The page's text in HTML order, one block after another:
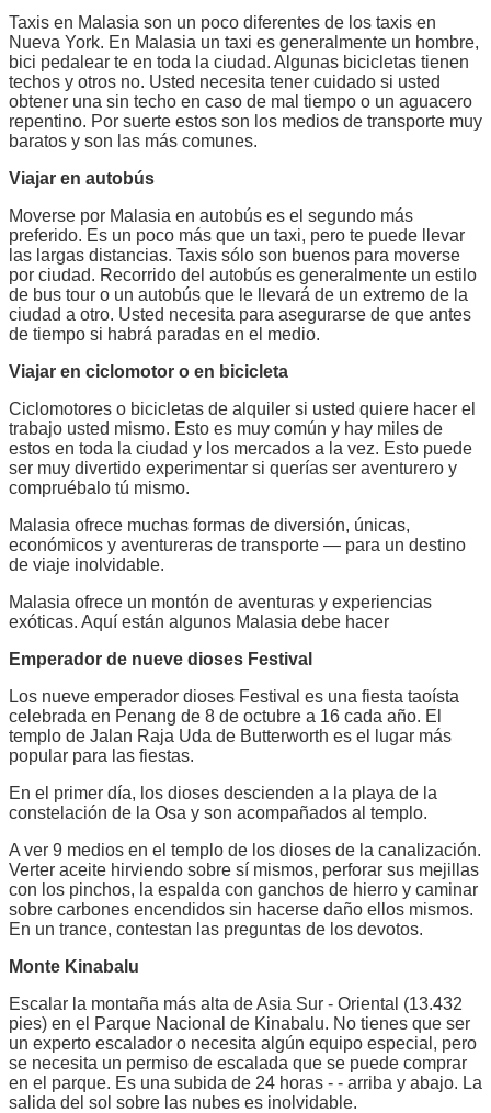
Taxis en Malasia son un poco diferentes de los taxis en
Nueva York. En Malasia un taxi es generalmente un hombre,
bici pedalear te en toda la ciudad. Algunas bicicletas tienen
techos y otros no. Usted necesita tener cuidado si usted
obtener una sin techo en caso de mal tiempo o un aguacero
repentino. Por suerte estos son los medios de transporte muy
baratos y son las más comunes.
Viajar en autobús
Moverse por Malasia en autobús es el segundo más
preferido. Es un poco más que un taxi, pero te puede llevar
las largas distancias. Taxis sólo son buenos para moverse
por ciudad. Recorrido del autobús es generalmente un estilo
de bus tour o un autobús que le llevará de un extremo de la
ciudad a otro. Usted necesita para asegurarse de que antes
de tiempo si habrá paradas en el medio.
Viajar en ciclomotor o en bicicleta
Ciclomotores o bicicletas de alquiler si usted quiere hacer el
trabajo usted mismo. Esto es muy común y hay miles de
estos en toda la ciudad y los mercados a la vez. Esto puede
ser muy divertido experimentar si querías ser aventurero y
compruébalo tú mismo.
Malasia ofrece muchas formas de diversión, únicas,
económicos y aventureras de transporte — para un destino
de viaje inolvidable.
Malasia ofrece un montón de aventuras y experiencias
exóticas. Aquí están algunos Malasia debe hacer
Emperador de nueve dioses Festival
Los nueve emperador dioses Festival es una fiesta taoísta
celebrada en Penang de 8 de octubre a 16 cada año. El
templo de Jalan Raja Uda de Butterworth es el lugar más
popular para las fiestas.
En el primer día, los dioses descienden a la playa de la
constelación de la Osa y son acompañados al templo.
A ver 9 medios en el templo de los dioses de la canalización.
Verter aceite hirviendo sobre sí mismos, perforar sus mejillas
con los pinchos, la espalda con ganchos de hierro y caminar
sobre carbones encendidos sin hacerse daño ellos mismos.
En un trance, contestan las preguntas de los devotos.
Monte Kinabalu
Escalar la montaña más alta de Asia Sur - Oriental (13.432
pies) en el Parque Nacional de Kinabalu. No tienes que ser
un experto escalador o necesita algún equipo especial, pero
se necesita un permiso de escalada que se puede comprar
en el parque. Es una subida de 24 horas - - arriba y abajo. La
salida del sol sobre las nubes es inolvidable.